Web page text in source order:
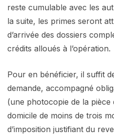
reste cumulable avec les
la suite, les primes seront
d’arrivée des dossiers
crédits alloués à l’opération.
Pour en bénéficier, il suffit
demande, accompagné
(une photocopie de la pièce
domicile de moins de trois
d’imposition justifiant du